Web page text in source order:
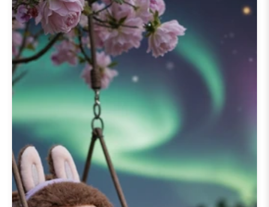
السياق المثالي للمعجبين
والجدد على حد سواء، ويدعوكم
لاستكشاف العالم الخيالي الغني الذي
يسكنه لابوبو من خلال خلفياتنا المختارة
سحر لابوبو الفريد بدقة
عالية مذهلة. نقدم مجموعة واسعة من
خيارات
لابوبو hd
التفاصيل الدقيقة ببراعة على شاشتك.
سواء كنت ترغب في تزيين
خلفية لابوبو
لهاتفك ، أو
، أو حتى